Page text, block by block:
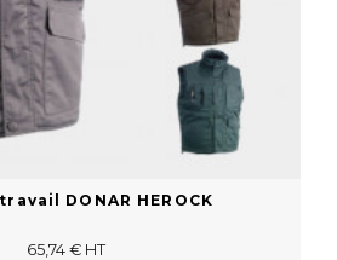
DONAR HEROCK
65,74 € HT